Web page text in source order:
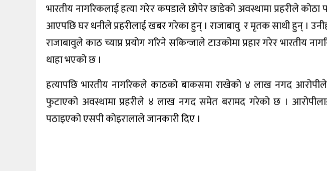
भारतीय नागरिकलाई हत्या गरेर कपडाले छोपेर छाडेको अवस्थामा प्रहरीले
आएपछि घर धनीले प्रहरीलाई खबर गरेका हुन् । राजाबावु र मृतक साथी हुन् ।
राजाबावुले काठ च्याप्न प्रयोग गरिने सकिन्जाले टाउकोमा प्रहार गरेर भारतीय
थाहा भएको छ ।
हत्यापछि भारतीय नागरिकले काठको बाकसमा राखेको ४ लाख नगद
फुटाएको अवस्थामा प्रहरीले ४ लाख नगद समेत बरामद गरेको छ ।
पठाइएको एसपी कोइरालाले जानकारी दिए ।